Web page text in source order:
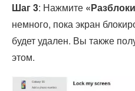
Шаг 3: Нажмите
немного, пока экран
будет удален. Вы также
этом.